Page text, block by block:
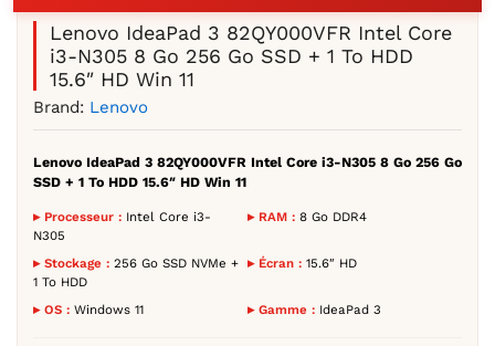
Lenovo IdeaPad 3 82QY000VFR Intel Core
i3-N305 8 Go 256 Go SSD + 1 To HDD
15.6″ HD Win 11
Brand: Lenovo
Lenovo IdeaPad 3 82QY000VFR Intel Core i3-N305 8 Go 256 Go
SSD + 1 To HDD 15.6″ HD Win 11
▸ Processeur : Intel Core i3-
N305
▸ RAM : 8 Go DDR4
▸ Stockage : 256 Go SSD NVMe +
1 To HDD
▸ Écran : 15.6″ HD
▸ OS : Windows 11 ▸ Gamme : IdeaPad 3